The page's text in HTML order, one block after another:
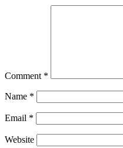
Comment *
Name *
Email *
Website